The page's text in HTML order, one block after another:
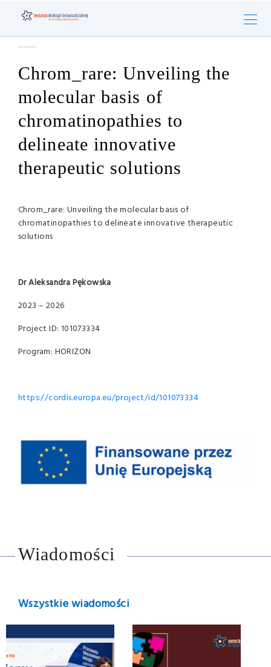
Chrom_rare: Unveiling the
molecular basis of
chromatinopathies to
delineate innovative
therapeutic solutions
Chrom_rare: Unveiling the molecular basis of
chromatinopathies to delineate innovative therapeutic
solutions
Dr Aleksandra Pękowska
2023 – 2026
Project ID: 101073334
Program: HORIZON
https://cordis.europa.eu/project/id/101073334
Wiadomości
Wszystkie wiadomości